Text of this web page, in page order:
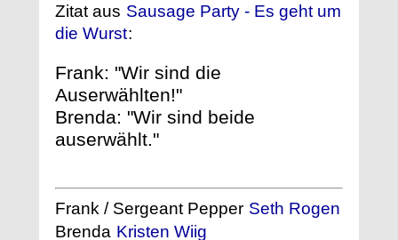
Zitat aus Sausage Party - Es geht um
die Wurst:
Frank: "Wir sind die
Auserwählten!"
Brenda: "Wir sind beide
auserwählt."
Frank / Sergeant Pepper Seth Rogen
Brenda Kristen Wiig